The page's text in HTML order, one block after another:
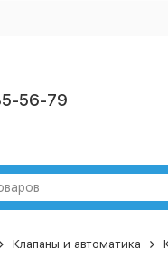
56-79
Клапаны и автоматика